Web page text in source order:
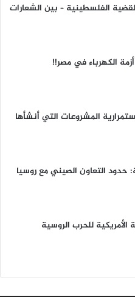
الفلسطينية – بين الشعارات
الكهرباء في مصر!!
المشروعات التي أنشأها
حدود التعاون الصيني مع روسيا
الأمريكية للحرب الروسية